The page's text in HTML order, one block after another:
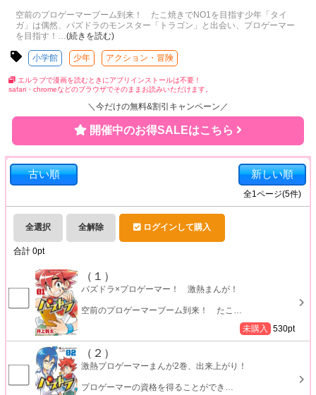
空前のプロゲーマーブーム到来！ たこ焼きでNO1を目指す少年「タイ
ガ」は偶然、パズドラのモンスター「トラゴン」と出会い、プロゲーマー
を目指す！
(続きを読む)
小学館 少年 アクション・冒険
エルラブで漫画を読むときにアプリインストールは不要！
safari・chromeなどのブラウザでそのままお読みいただけます。
＼今だけの無料&割引キャンペーン／
開催中のお得SALEはこちら
古い順 新しい順
全1 ページ(5件)
全選択 全解除 ログインして購入
合計 0pt
（１）
パズドラ×プロゲーマー！ 激熱まんが！
空前のプロゲーマーブーム到来！ たこ
未購入
530pt
（２）
激熱プロゲーマーまんが2巻、出来上がり！
プロゲーマーの資格を得ることができ